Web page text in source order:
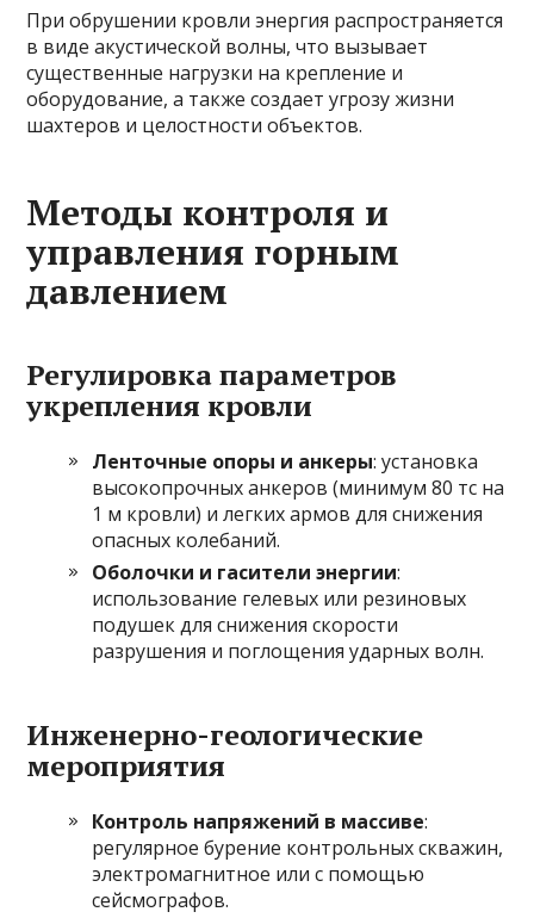
При обрушении кровли энергия распространяется
в виде акустической волны, что вызывает
существенные нагрузки на крепление и
оборудование, а также создает угрозу жизни
шахтеров и целостности объектов.
Методы контроля и
управления горным
давлением
Регулировка параметров
укрепления кровли
Ленточные опоры и анкеры: установка
высокопрочных анкеров (минимум 80 тс на
1 м кровли) и легких армов для снижения
опасных колебаний.
Оболочки и гасители энергии:
использование гелевых или резиновых
подушек для снижения скорости
разрушения и поглощения ударных волн.
Инженерно-геологические
мероприятия
Контроль напряжений в массиве:
регулярное бурение контрольных скважин,
электромагнитное или с помощью
сейсмографов.